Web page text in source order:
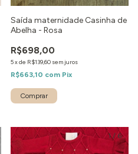
Saída maternidade Casinha de
Abelha - Rosa
R$698,00
5xde R$139,60 sem juros
R$663,10 com Pix
Comprar
1/6